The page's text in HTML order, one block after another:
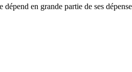
en grande partie de ses